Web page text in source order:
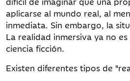
aplicarse al mundo real, al
inmediata. Sin embargo, la
La realidad inmersiva ya no
ciencia ficción.
Existen diferentes tipos de